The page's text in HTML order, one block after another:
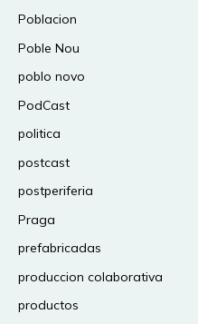
Poblacion
Poble Nou
poblo novo
PodCast
politica
postcast
postperiferia
Praga
prefabricadas
produccion colaborativa
productos